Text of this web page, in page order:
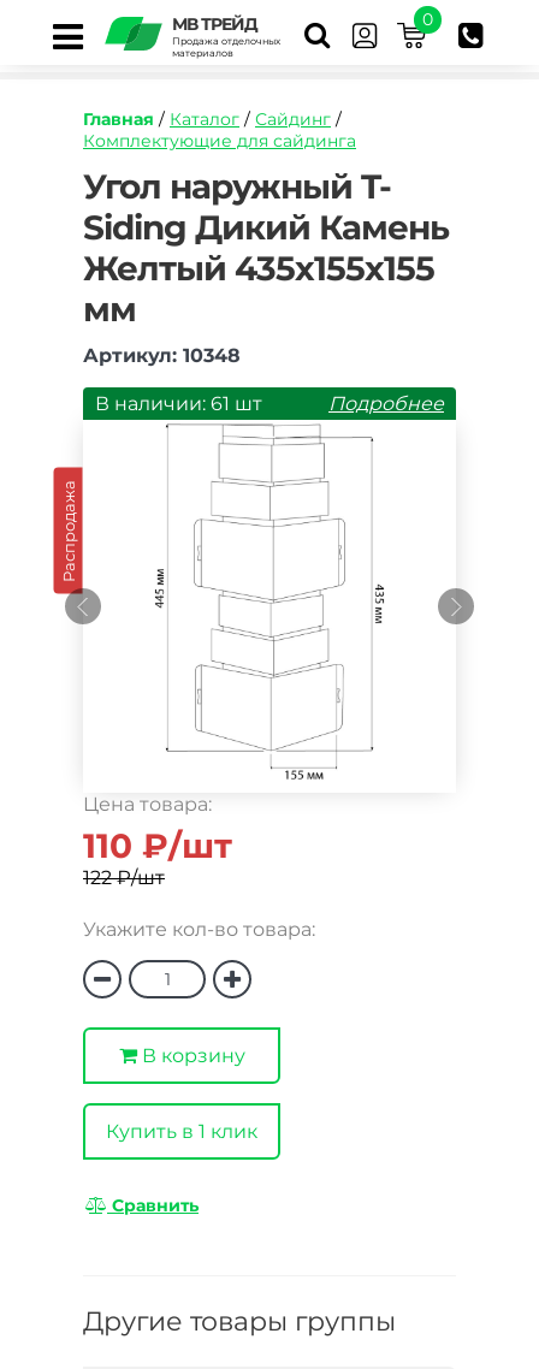
МВ ТРЕЙД
Продажа отделочных
материалов
0
Главная / Каталог / Сайдинг /
Комплектующие для сайдинга
https://mvtrade.ru/images/id/normal/ugol-
naruzhnyy-
t-
siding-
dikiy-
zheltyy.jpg
Угол наружный T-
Siding Дикий Камень
Желтый 435х155х155
мм
Артикул: 10348
Распродажа
В наличии: 61 шт Подробнее
Цена товара:
110 ₽/шт
122 ₽/шт
Укажите кол-во товара:
В корзину
Купить в 1 клик
Сравнить
Другие товары группы